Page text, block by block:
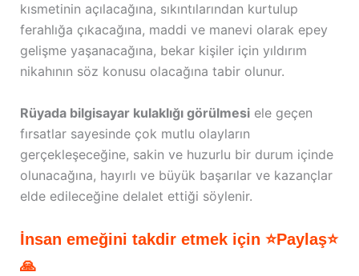
kısmetinin açılacağına, sıkıntılarından kurtulup
ferahlığa çıkacağına, maddi ve manevi olarak epey
gelişme yaşanacağına, bekar kişiler için yıldırım
nikahının söz konusu olacağına tabir olunur.
Rüyada bilgisayar kulaklığı görülmesiele geçen
fırsatlar sayesinde çok mutlu olayların
gerçekleşeceğine, sakin ve huzurlu bir durum içinde
olunacağına, hayırlı ve büyük başarılar ve kazançlar
elde edileceğine delalet ettiği söylenir.
İnsan emeğini takdir etmek için ⭐Paylaş⭐
🙏